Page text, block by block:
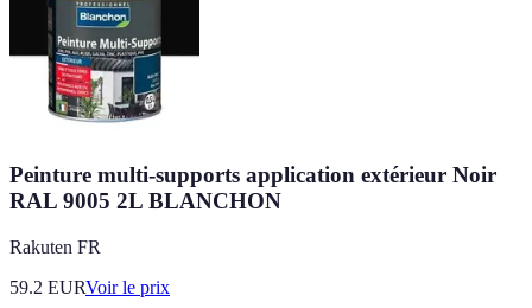
Peinture multi-supports application extérieur Noir
RAL 9005 2L BLANCHON
Rakuten FR
59.2 EURVoir le prix